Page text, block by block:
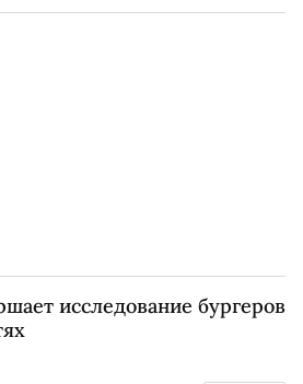
Общество
исследование бургеров